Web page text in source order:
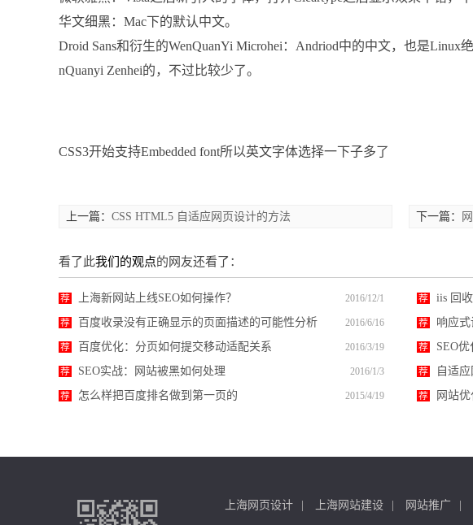
华文细黑：Mac下的默认中文。
Droid Sans和衍生的WenQuanYi Microhei：Andriod中的中文，也是
nQuanyi Zenhei的，不过比较少了。
CSS3开始支持Embedded font所以英文字体选择一下子多了
上一篇： CSS HTML5 自适应网页设计的方法 下一篇：
看了此我们的观点的网友还看了：
荐 2016/12/1
上海新网站上线SEO如何操作？ 荐 iis 回
荐 2016/6/16
百度收录没有正确显示的页面描述的可能性分析 荐 响应式
荐 2016/3/19
百度优化：分页如何提交移动适配关系 荐 SEO
荐 2016/1/3
SEO实战：网站被黑如何处理 荐 自适
荐 2015/4/19
怎么样把百度排名做到第一页的 荐 网站
上海网页设计 上海网站建设 网站推广